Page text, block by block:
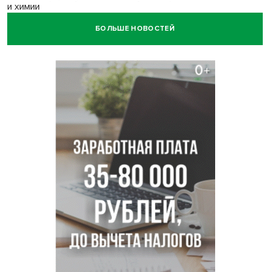
и химии
БОЛЬШЕ НОВОСТЕЙ